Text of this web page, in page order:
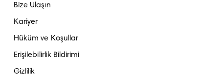
Bize Ulaşın
Kariyer
Hüküm ve Koşullar
Erişilebilirlik Bildirimi
Gizlilik